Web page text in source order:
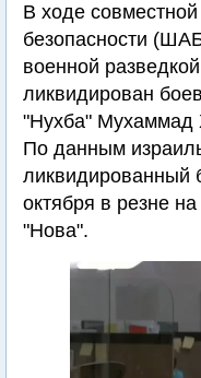
В ходе
безопасности
военной
ликвидирован
"Нухба" Мухаммад
По данным
ликвидированный
октября в резне
"Нова".